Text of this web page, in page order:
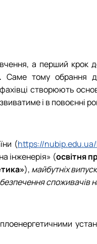
а перший крок до
Саме тому обрання
створюють
і в повоєнні
(https://
інженерія» (освітня
), майбутніх
споживачів